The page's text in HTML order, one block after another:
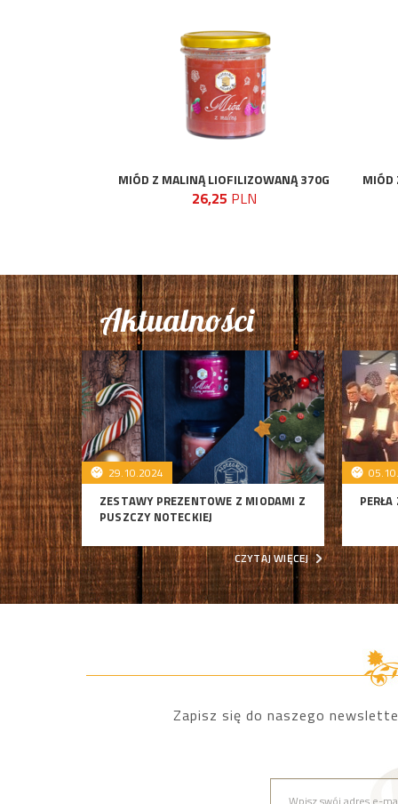
MIÓD Z MALINĄ LIOFILIZOWANĄ 370G
26,25 PLN
MIÓD
Aktualności
29.10.2024
ZESTAWY PREZENTOWE Z MIODAMI Z
PUSZCZY NOTECKIEJ
CZYTAJ WIĘCEJ
Zapisz się do naszego